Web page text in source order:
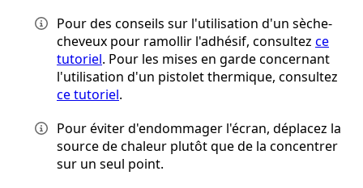
Pour des conseils sur l'utilisation d'un sèche-
cheveux pour ramollir l'adhésif, consultez ce
tutoriel. Pour les mises en garde concernant
l'utilisation d'un pistolet thermique, consultez
ce tutoriel.
Pour éviter d'endommager l'écran, déplacez la
source de chaleur plutôt que de la concentrer
sur un seul point.